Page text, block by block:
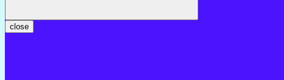
close